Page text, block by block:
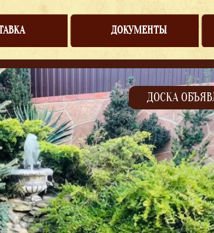
ДОКУМЕНТЫ
ДОСКА